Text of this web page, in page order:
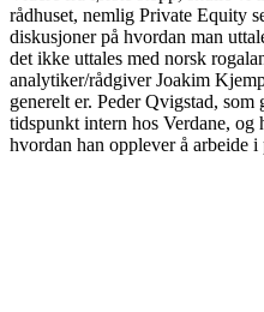
rådhuset, nemlig Private Equity
diskusjoner på hvordan man
det ikke uttales med norsk
analytiker/rådgiver Joakim
generelt er. Peder Qvigstad,
tidspunkt intern hos Verdane, og
hvordan han opplever å arbeide i